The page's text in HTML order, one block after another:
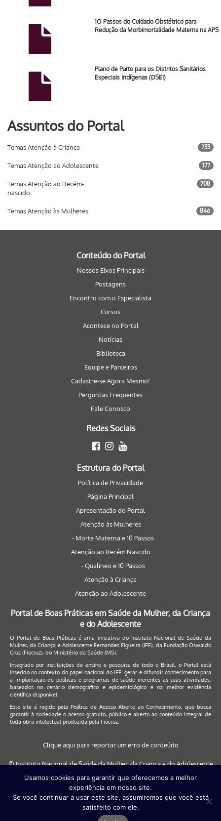
1O Passos do Cuidado Obstétrico para
Redução da Morbimortalidade Materna na APS
Plano de Parto para os Distritos Sanitários
Especiais Indígenas (DSEI)
Assuntos do Portal
Temas Atenção à Criança 733
Temas Atenção ao Adolescente 177
Temas Atenção ao Recém-
nascido
708
Temas Atenção às Mulheres 846
Conteúdo do Portal
Nossos Eixos Principais
Postagens
Encontro com o Especialista
Cursos
Acontece no Portal
Notícias
Biblioteca
Equipe e Parceiros
Cadastre-se Agora Mesmo!
Perguntas Frequentes
Fale Conosco
Redes Sociais
Estrutura do Portal
Política de Privacidade
Página Principal
Apresentação do Portal
Atenção às Mulheres
- Morte Materna e 10 Passos
Atenção ao Recém Nascido
- Qualineo e 10 Passos
Atenção à Criança
Atenção ao Adolescente
Portal de Boas Práticas em Saúde da Mulher, da Criança
e do Adolescente
O Portal de Boas Práticas é uma iniciativa do Instituto Nacional de Saúde da
Mulher, da Criança e Adolescente Fernandes Figueira (IFF), da Fundação Oswaldo
Cruz (Fiocruz), do Ministério da Saúde (MS).
Integrado por instituições de ensino e pesquisa de todo o Brasil, o Portal está
inserido no contexto do papel nacional do IFF: gerar e difundir conhecimento para
a implantação de políticas e programas de saúde inerentes as suas atividades,
baseados no cenário demográfico e epidemiológico e na melhor evidência
científica disponível.
Este site é regido pela Política de Acesso Aberto ao Conhecimento, que busca
garantir à sociedade o acesso gratuito, público e aberto ao conteúdo integral de
toda obra intelectual produzida pela Fiocruz.
Clique aqui para reportar um erro de conteúdo
© Instituto Nacional de Saúde da Mulher, da Criança e do Adolescente
Este site será melhor visualizado nos navegadores: Google Chrome (a
partir da versão 30) | Internet Explorer (a partir da versão 9) | FireFox (
a partir da versão 29)
Usamos cookies para garantir que oferecemos a melhor
experiência em nosso site.
Se você continuar a usar este site, assumiremos que você está
satisfeito com ele.